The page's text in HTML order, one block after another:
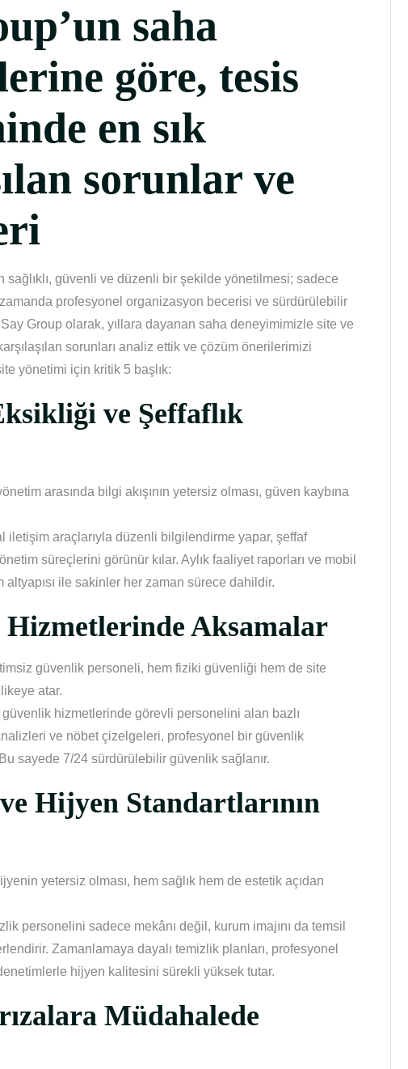
saha
göre, tesis
en sık
sorunlar ve
sağlıklı, güvenli ve düzenli bir şekilde yönetilmesi; sadece
profesyonel organizasyon becerisi ve sürdürülebilir
Say Group olarak, yıllara dayanan saha deneyimimizle site ve
sorunları analiz ettik ve çözüm önerilerimizi
yönetimi için kritik 5 başlık:
ve Şeffaflık
arasında bilgi akışının yetersiz olması, güven kaybına
iletişim araçlarıyla düzenli bilgilendirme yapar, şeffaf
süreçlerini görünür kılar. Aylık faaliyet raporları ve mobil
ile sakinler her zaman sürece dahildir.
Aksamalar
güvenlik personeli, hem fiziki güvenliği hem de site
atar.
hizmetlerinde görevli personelini alan bazlı
ve nöbet çizelgeleri, profesyonel bir güvenlik
sayede 7/24 sürdürülebilir güvenlik sağlanır.
Hijyen Standartlarının
yetersiz olması, hem sağlık hem de estetik açıdan
personelini sadece mekânı değil, kurum imajını da temsil
Zamanlamaya dayalı temizlik planları, profesyonel
hijyen kalitesini sürekli yüksek tutar.
Müdahalede